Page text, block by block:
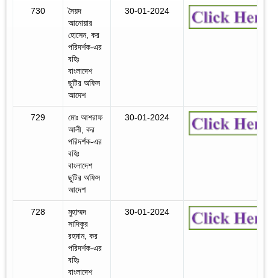
730
সৈয়দ
আনোয়ার
হোসেন, কর
পরিদর্শক-এর
বহিঃ
বাংলাদেশ
ছুটির অফিস
আদেশ
30-01-2024
729
মোঃ আশরাফ
আলী, কর
পরিদর্শক-এর
বহিঃ
বাংলাদেশ
ছুটির অফিস
আদেশ
30-01-2024
728
মুহাম্মদ
সাদিকুর
রহমান, কর
পরিদর্শক-এর
বহিঃ
বাংলাদেশ
30-01-2024